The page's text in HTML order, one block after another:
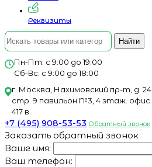
Реквизиты
Найти
Пн-Пт: с 9:00 до 19:00
Сб-Вс: с 9:00 до 18:00
г. Москва, Нахимовский пр-т, д. 24,
стр. 9 павильон №3, 4 этаж. офис
417 в
+7 (495) 908-53-53 Обратный звонок
Заказать обратный звонок
Ваше имя:
Ваш телефон: